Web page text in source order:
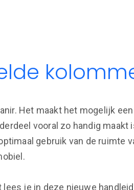
Het maakt het mogelijk
vooral zo handig maakt
gebruik van de ruimte
je in deze nieuwe